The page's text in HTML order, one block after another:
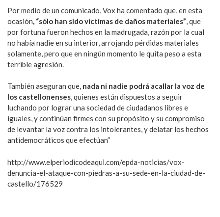
Por medio de un comunicado, Vox ha comentado que, en esta
ocasión, “sólo han sido víctimas de daños materiales”, que
por fortuna fueron hechos en la madrugada, razón por la cual
no había nadie en su interior, arrojando pérdidas materiales
solamente, pero que en ningún momento le quita peso a esta
terrible agresión.
También aseguran que, nada ni nadie podrá acallar la voz de
los castellonenses, quienes están dispuestos a seguir
luchando por lograr una sociedad de ciudadanos libres e
iguales, y continúan firmes con su propósito y su compromiso
de levantar la voz contra los intolerantes, y delatar los hechos
antidemocráticos que efectúan”
http://www.elperiodicodeaqui.com/epda-noticias/vox-
denuncia-el-ataque-con-piedras-a-su-sede-en-la-ciudad-de-
castello/176529